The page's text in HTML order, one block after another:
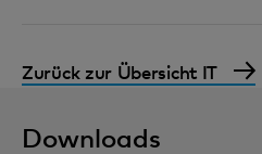
Zurück zur Übersicht IT
Downloads